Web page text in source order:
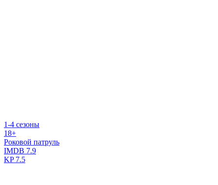
1-4 сезоны
18+
Роковой патруль
IMDB 7.9
KP7.5